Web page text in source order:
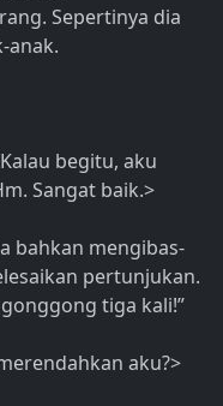
Sepertinya dia
anak.
begitu, aku
Sangat baik.>
bahkan mengibas-
pertunjukan.
tiga kali!”
aku?>